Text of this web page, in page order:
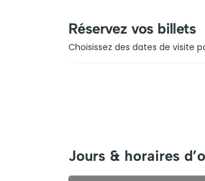
Réservez vos billets
Choisissez des dates de visite
Jours & horaires